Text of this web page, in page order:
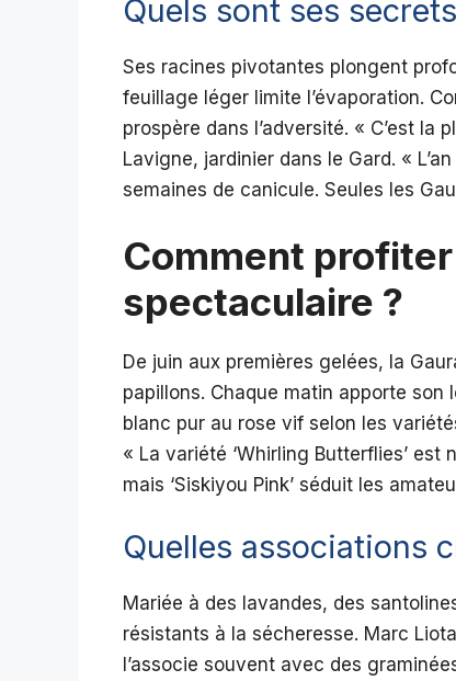
Quels sont ses
Ses racines pivotantes plongent
feuillage léger limite l’évaporation.
prospère dans l’adversité. « C’est la
Lavigne, jardinier dans le Gard. «
semaines de canicule. Seules les
Comment
spectaculaire ?
De juin aux premières gelées, la
papillons. Chaque matin apporte
blanc pur au rose vif selon les
« La variété ‘Whirling Butterflies’
mais ‘Siskiyou Pink’ séduit les
Quelles associations
Mariée à des lavandes, des
résistants à la sécheresse. Marc
l’associe souvent avec des